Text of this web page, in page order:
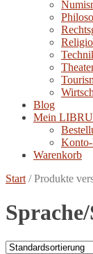
Blog
Mein
Warenkorb
Start /Produkte